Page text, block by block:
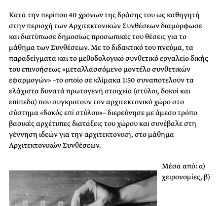
Κατά την περίπου 40 χρόνων της δράσης του ως καθηγητή
στην περιοχή των Αρχιτεκτονικών Συνθέσεων διαμόρφωσε
και διατύπωσε δημοσίως προσωπικές του θέσεις για το
μάθημα των Συνθέσεων. Με το διδακτικό του πνεύμα, τα
παραδείγματα και το μεθοδολογικό συνθετικό εργαλείο δικής
του επινοήσεως «μεταλλασσόμενο μοντέλο συνθετικών
εφαρμογών» –το οποίο σε κλίμακα 1:50 συναποτελούν τα
ελάχιστα δυνατά πρωτογενή στοιχεία (στύλοι, δοκοί και
επίπεδα) που συγκροτούν τον αρχιτεκτονικό χώρο στο
σύστημα «δοκός επί στύλου»– διερεύνησε με άμεσο τρόπο
βασικές αρχέτυπες διατάξεις του χώρου και συνέβαλε στη
γέννηση ιδεών για την αρχιτεκτονική, στο μάθημα
Αρχιτεκτονικών Συνθέσεων.
Μέσα από: α)
χειρονομίες, β)